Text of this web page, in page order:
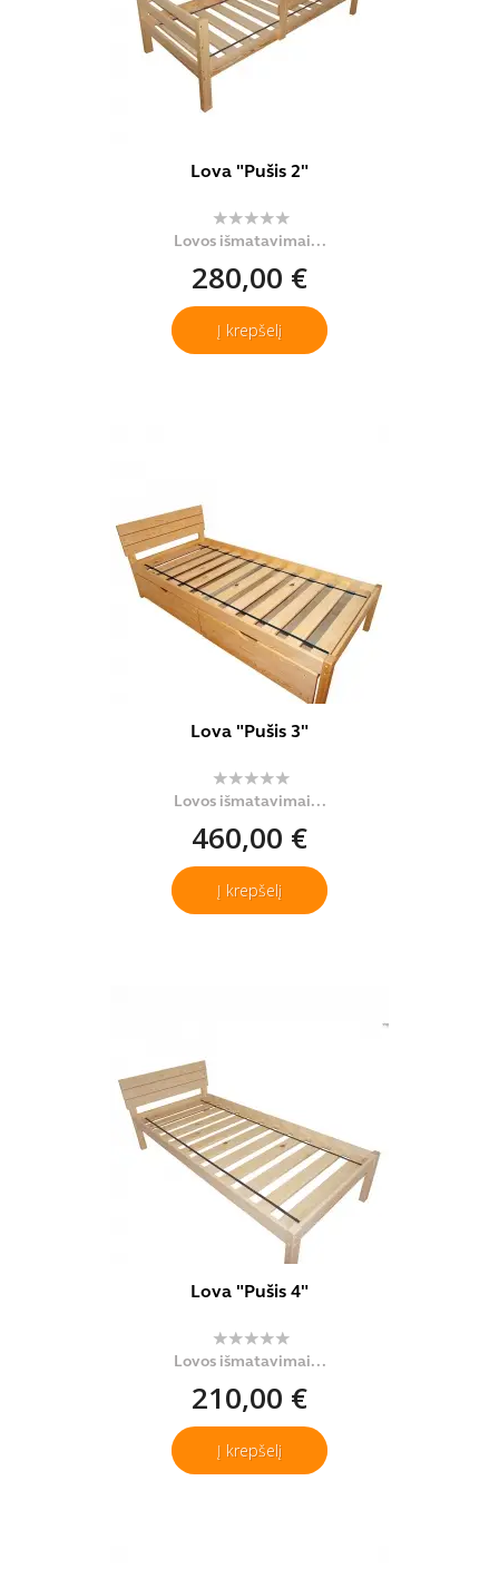
Lova "Pušis 2"
Lovos išmatavimai...
280,00 €
Į krepšelį
Lova "Pušis 3"
Lovos išmatavimai...
460,00 €
Į krepšelį
Lova "Pušis 4"
Lovos išmatavimai...
210,00 €
Į krepšelį